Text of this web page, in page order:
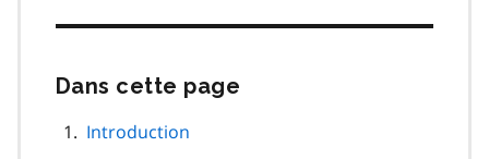
Dans cette page
Introduction